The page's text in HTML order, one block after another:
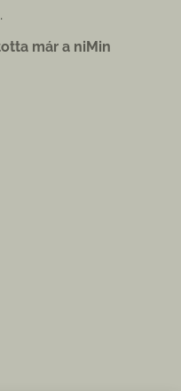
már a niMin